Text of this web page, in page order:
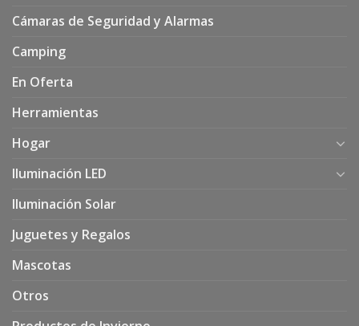
Cámaras de Seguridad y Alarmas
Camping
En Oferta
Herramientas
Hogar
Iluminación LED
Iluminación Solar
Juguetes y Regalos
Mascotas
Otros